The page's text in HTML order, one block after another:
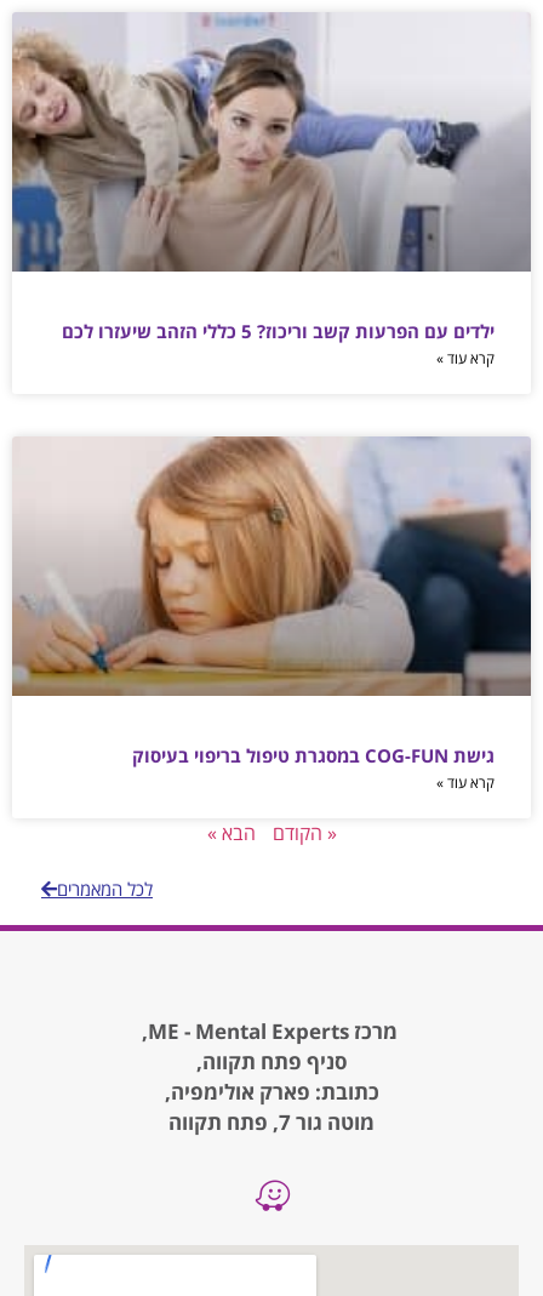
ילדים עם הפרעות קשב וריכוז? 5 כללי הזהב שיעזרו לכם
קרא עוד »
גישת COG-FUN במסגרת טיפול בריפוי בעיסוק
קרא עוד »
« הקודם הבא »
לכל המאמרים
מרכז ME - Mental Experts,
סניף פתח תקווה,
כתובת: פארק אולימפיה,
מוטה גור 7, פתח תקווה